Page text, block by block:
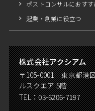
ポストコンサルにおすす
起業・創業に役立つ
株式会社アクシアム
〒105-0001 東京都港
ルスクエア 5階
TEL：03-6206-7197